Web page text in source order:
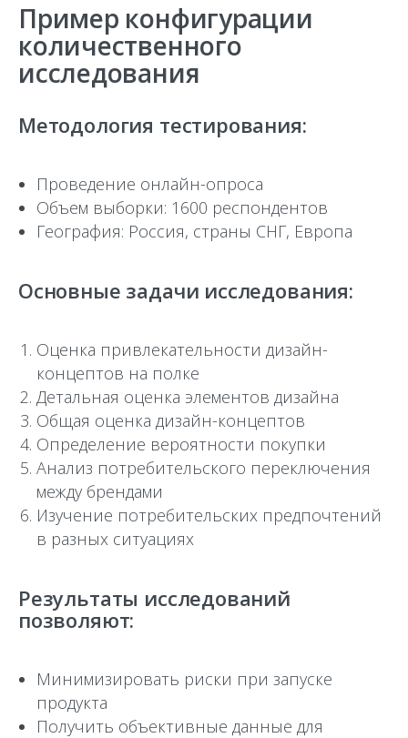
Пример конфигурации
количественного
исследования
Методология тестирования:
Проведение онлайн-опроса
Объем выборки: 1600 респондентов
География: Россия, страны СНГ, Европа
Основные задачи исследования:
Оценка привлекательности дизайн-
концептов на полке
Детальная оценка элементов дизайна
Общая оценка дизайн-концептов
Определение вероятности покупки
Анализ потребительского переключения
между брендами
Изучение потребительских предпочтений
в разных ситуациях
Результаты исследований
позволяют:
Минимизировать риски при запуске
продукта
Получить объективные данные для